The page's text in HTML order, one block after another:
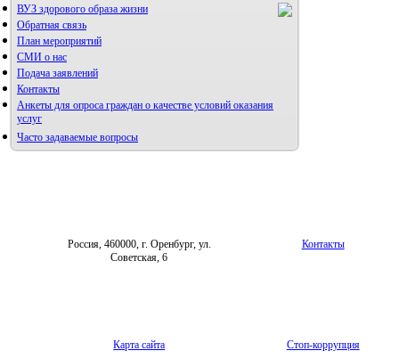
Правила направления,
ВУЗ здорового образа жизни
Фотогалерея
Обратная связь
План мероприятий
СМИ о нас
Подача заявлений
Контакты
Анкеты для опроса граждан о качестве условий оказания
услуг
Часто задаваемые вопросы
Россия, 460000, г. Оренбург, ул.
Советская, 6
Контакты
Карта сайта Стоп-коррупция